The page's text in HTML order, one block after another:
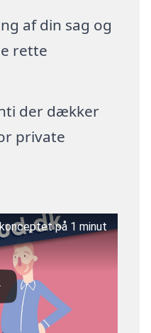
af din sag og
rette
der dækker
private
på 1 minut